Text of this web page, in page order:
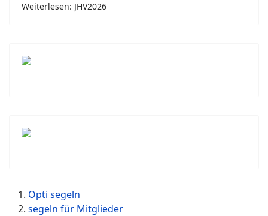
Weiterlesen: JHV2026
Opti segeln
segeln für Mitglieder